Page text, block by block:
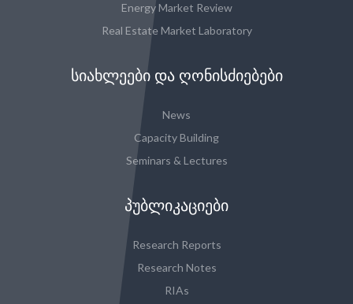
Energy Market Review
Real Estate Market Laboratory
ᲡᲘᲐᲮᲚᲔᲔᲑᲘ ᲓᲐ ᲦᲝᲜᲘᲡᲫᲘᲔᲑᲔᲑᲘ
News
Capacity Building
Seminars & Lectures
ᲞᲣᲑᲚᲘᲙᲐᲪᲘᲔᲑᲘ
Research Reports
Research Notes
RIAs